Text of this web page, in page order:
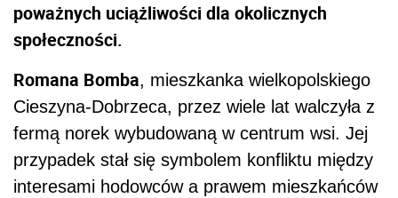
poważnych uciążliwości dla okolicznych
społeczności.
Romana Bomba, mieszkanka wielkopolskiego
Cieszyna-Dobrzeca, przez wiele lat walczyła z
fermą norek wybudowaną w centrum wsi. Jej
przypadek stał się symbolem konfliktu między
interesami hodowców a prawem mieszkańców